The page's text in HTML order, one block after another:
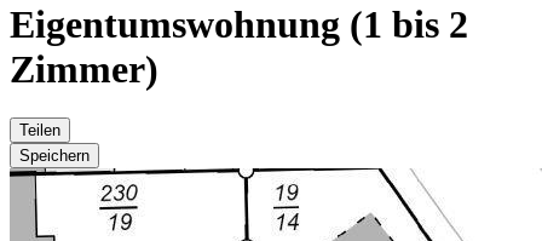
Eigentumswohnung (1 bis 2
Zimmer)
Teilen
Speichern